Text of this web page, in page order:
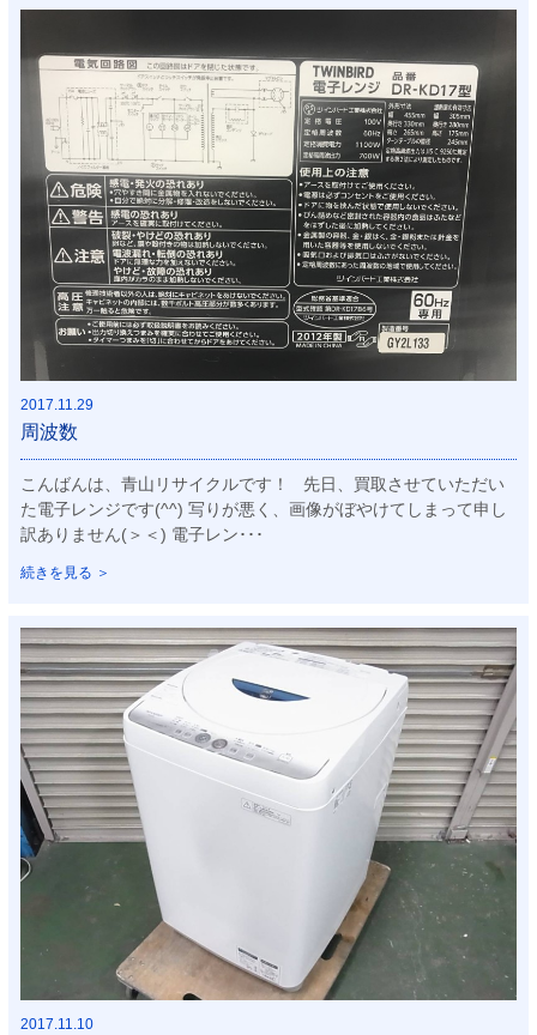
2017.11.29
周波数
こんばんは、青山リサイクルです！ 先日、買取させていただい
た電子レンジです(^^) 写りが悪く、画像がぼやけてしまって申し
訳ありません(＞＜) 電子レン･･･
続きを見る ＞
2017.11.10